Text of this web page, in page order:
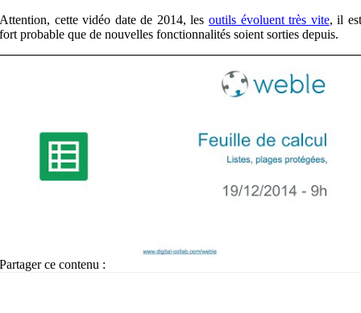
Attention, cette vidéo date de 2014, lesoutils évoluent très vite, il est
fort probable que de nouvelles fonctionnalités soient sorties depuis.
Partager ce contenu :